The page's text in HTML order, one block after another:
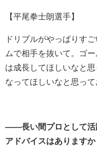
【平尾拳士朗選手】
ドリブルがやっぱりす
ムで相手を抜いて。ゴ
は成長してほしいなと
なってほしいなと思って
――長い間プロとして活
アドバイスはありますか